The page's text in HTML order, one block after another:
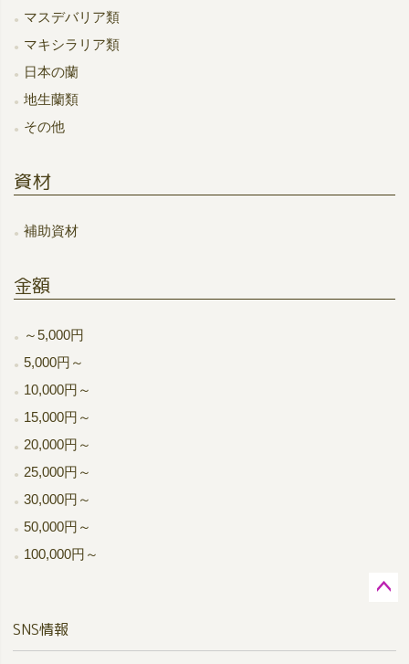
マスデバリア類
マキシラリア類
日本の蘭
地生蘭類
その他
資材
補助資材
金額
～5,000円
5,000円～
10,000円～
15,000円～
20,000円～
25,000円～
30,000円～
50,000円～
100,000円～
ップ
SNS情報